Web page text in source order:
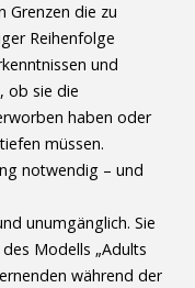
Grenzen die zu
Reihenfolge
und
ob sie die
haben oder
müssen.
notwendig – und
unumgänglich. Sie
Modells „Adults
während der